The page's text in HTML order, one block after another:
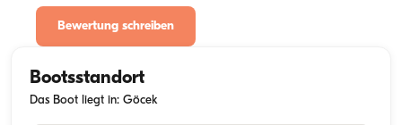
Bewertung schreiben
Bootsstandort
Das Boot liegt in: Göcek